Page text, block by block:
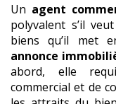
Un agent
polyvalent s’il
biens qu’il met
annonce
abord, elle
commercial et de